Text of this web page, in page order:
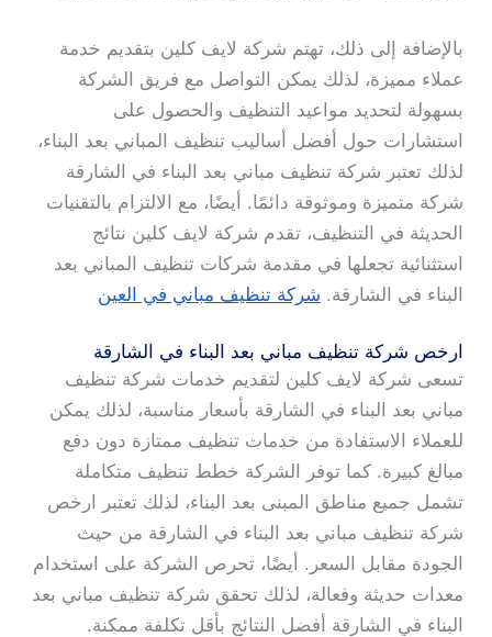
بالإضافة إلى ذلك، تهتم شركة لايف كلين بتقديم خدمة
عملاء مميزة، لذلك يمكن التواصل مع فريق الشركة
بسهولة لتحديد مواعيد التنظيف والحصول على
استشارات حول أفضل أساليب تنظيف المباني بعد البناء،
لذلك تعتبر شركة تنظيف مباني بعد البناء في الشارقة
شركة متميزة وموثوقة دائمًا. أيضًا، مع الالتزام بالتقنيات
الحديثة في التنظيف، تقدم شركة لايف كلين نتائج
استثنائية تجعلها في مقدمة شركات تنظيف المباني بعد
البناء في الشارقة. شركة تنظيف مباني في العين
ارخص شركة تنظيف مباني بعد البناء في الشارقة
تسعى شركة لايف كلين لتقديم خدمات شركة تنظيف
مباني بعد البناء في الشارقة بأسعار مناسبة، لذلك يمكن
للعملاء الاستفادة من خدمات تنظيف ممتازة دون دفع
مبالغ كبيرة. كما توفر الشركة خطط تنظيف متكاملة
تشمل جميع مناطق المبنى بعد البناء، لذلك تعتبر ارخص
شركة تنظيف مباني بعد البناء في الشارقة من حيث
الجودة مقابل السعر. أيضًا، تحرص الشركة على استخدام
معدات حديثة وفعالة، لذلك تحقق شركة تنظيف مباني بعد
البناء في الشارقة أفضل النتائج بأقل تكلفة ممكنة.